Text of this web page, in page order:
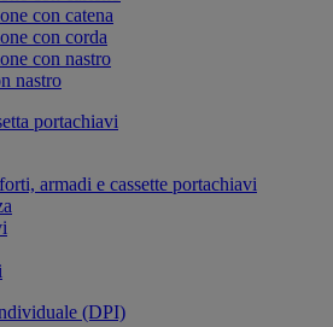
con catena
con corda
con nastro
nastro
portachiavi
armadi e cassette portachiavi
(DPI)